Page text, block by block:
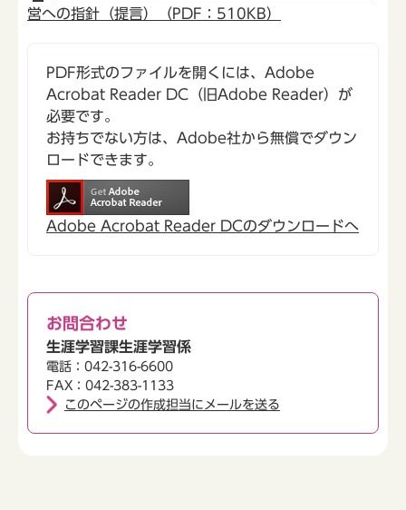
営への指針（提言）（PDF：510KB）
PDF形式のファイルを開くには、Adobe
Acrobat Reader DC（旧Adobe Reader）が
必要です。
お持ちでない方は、Adobe社から無償でダウン
ロードできます。
Adobe Acrobat Reader DCのダウンロードへ
お問合わせ
生涯学習課生涯学習係
電話：042-316-6600
FAX：042-383-1133
このページの作成担当にメールを送る